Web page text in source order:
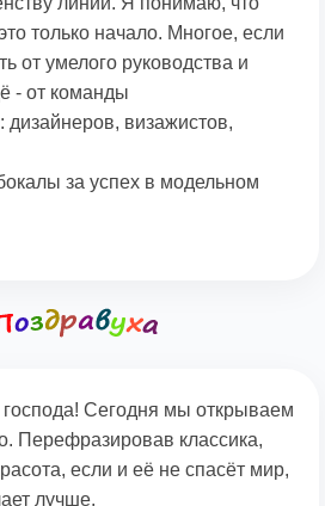
только начало. Многое, если
от умелого руководства и
- от команды
визажистов,
за успех в модельном
Сегодня мы открываем
Перефразировав классика,
если и её не спасёт мир,
лучше.